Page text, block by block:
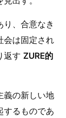
り、合意なき
会は固定され
返す ZURE的
義の新しい地
するものであ